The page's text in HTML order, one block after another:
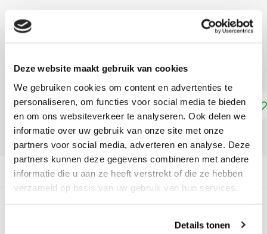
Deze website maakt gebruik van cookies
We gebruiken cookies om content en advertenties te
personaliseren, om functies voor social media te bieden
en om ons websiteverkeer te analyseren. Ook delen we
informatie over uw gebruik van onze site met onze
partners voor social media, adverteren en analyse. Deze
partners kunnen deze gegevens combineren met andere
informatie die u aan ze heeft verstrekt of die ze hebben
verzameld op basis van uw gebruik van hun services.
Details tonen
€5,89
Maak 3 kaarten met Hobbydots stickersLees meer
Toevoegen aan winkelwagen
DELEN:
Productomschrijving